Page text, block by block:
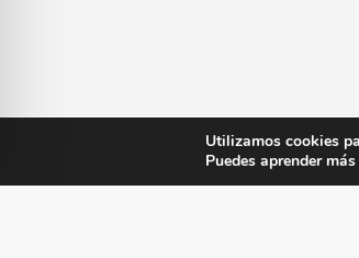
Utilizamos cookies
Puedes aprender